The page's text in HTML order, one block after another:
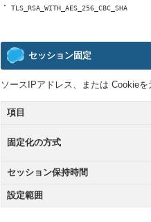
TLS_RSA_WITH_AES_256_CBC_SHA
セッション固定
ソースIPアドレス、または Cookie
項目
固定化の方式
セッション保持時間
設定範囲